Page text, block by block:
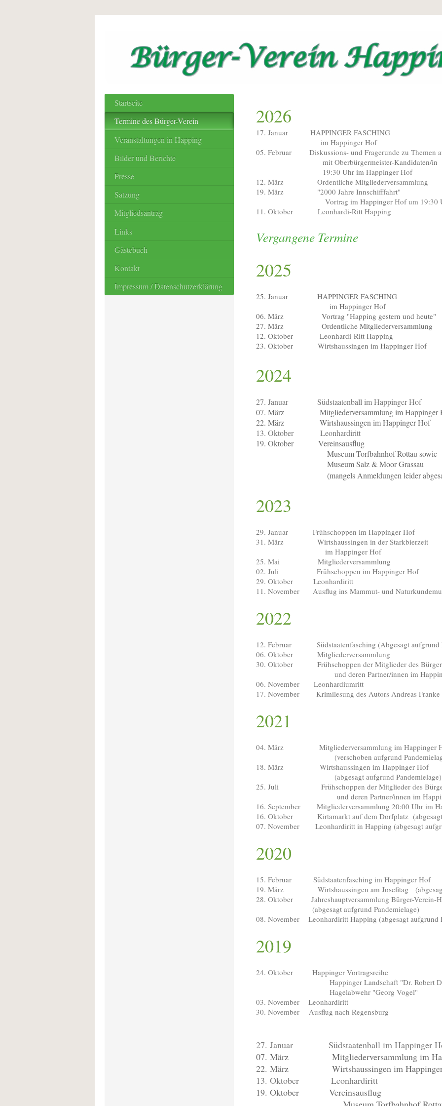
2026
17. Januar HAPPINGER FASCHING
im Happinger Hof
05. Februar Diskussions- und Fragerunde zu Themen
mit Oberbürgermeister-Kandidaten/in
19:30 Uhr im Happinger Hof
12. März Ordentliche Mitgliederversammlung
19. März "2000 Jahre Innschifffahrt"
Vortrag im Happinger Hof um 19:30
11. Oktober Leonhardi-Ritt Happing
Vergangene Termine
2025
25. Januar HAPPINGER FASCHING
im Happinger Hof
06. März Vortrag "Happing gestern und heute"
27. März Ordentliche Mitgliederversammlung
12. Oktober Leonhardi-Ritt Happing
23. Oktober Wirtshaussingen im Happinger Hof
2024
27. Januar Südstaatenball im Happinger Hof
07. März Mitgliederversammlung im Happinger
22. März Wirtshaussingen im Happinger Hof
13. Oktober Leonhardiritt
19. Oktober Vereinsausflug
Museum Torfbahnhof Rottau sowie
Museum Salz & Moor Grassau
(mangels Anmeldungen leider
2023​
29. Januar Frühschoppen im Happinger Hof
31. März Wirtshaussingen in der Starkbierzeit
im Happinger Hof
25. Mai Mitgliederversammlung
02. Juli Frühschoppen im Happinger Hof
29. Oktober Leonhardiritt
11. November Ausflug ins Mammut- und
2022
12. Februar Südstaatenfasching (Abgesagt aufgrund
06. Oktober Mitgliederversammlung
30. Oktober Frühschoppen der Mitglieder des Bürger
und deren Partner/innen im
06. November Leonhardiumritt
17. November Krimilesung des Autors Andreas Franke
2021
04. März Mitgliederversammlung im Happinger
(verschoben aufgrund
18. März Wirtshaussingen im Happinger Hof
(abgesagt aufgrund Pandemielage)
25. Juli Frühschoppen der Mitglieder des Bürger
und deren Partner/innen im
16. September Mitgliederversammlung 20:00 Uhr im
16. Oktober Kirtamarkt auf dem Dorfplatz
07. November Leonhardiritt in Happing (abgesagt
2020
15. Februar Südstaatenfasching im Happinger Hof
19. März Wirtshaussingen am Josefitag (abgesagt
28. Oktober Jahreshauptversammlung Bürger-Verein-
(abgesagt aufgrund Pandemielage)
08. November Leonhardiritt Happing (abgesagt aufgrund
2019
24. Oktober Happinger Vortragsreihe
Happinger Landschaft "Dr. Robert
Hagelabwehr "Georg Vogel"
03. November Leonhardiritt
30. November Ausflug nach Regensburg
27. Januar Südstaatenball im Happinger
07. März Mitgliederversammlung im
22. März Wirtshaussingen im
13. Oktober Leonhardiritt
19. Oktober Vereinsausflug
Startseite
Termine des Bürger-Verein
Veranstaltungen in Happing
Bilder und Berichte
Presse
Satzung
Mitgliedsantrag
Links
Gästebuch
Kontakt
Impressum / Datenschutzerklärung